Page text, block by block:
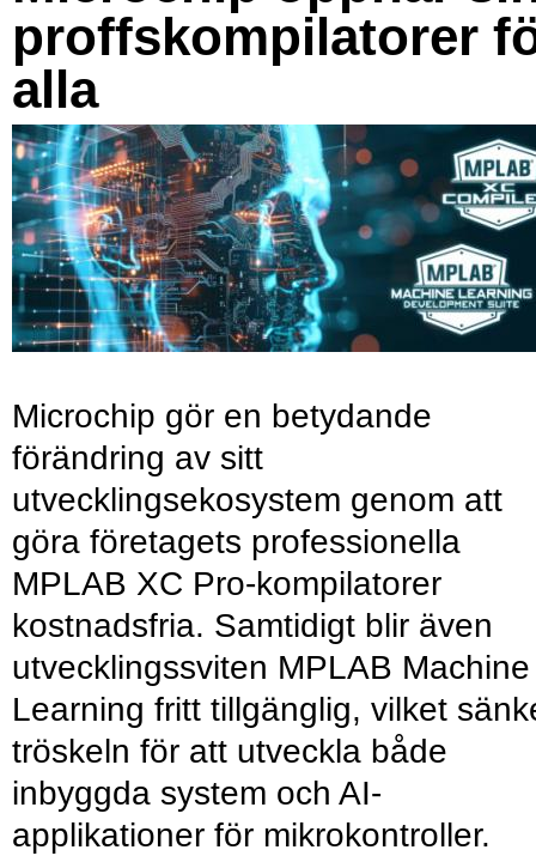
proffskompilatorer
alla
Microchip gör en betydande
förändring av sitt
utvecklingsekosystem genom att
göra företagets professionella
MPLAB XC Pro-kompilatorer
kostnadsfria. Samtidigt blir även
utvecklingssviten MPLAB Machine
Learning fritt tillgänglig, vilket
tröskeln för att utveckla både
inbyggda system och AI-
applikationer för mikrokontroller.